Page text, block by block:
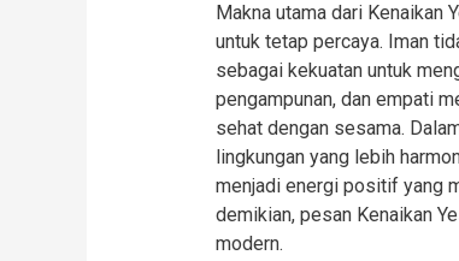
Makna utama dari Kenaikan
untuk tetap percaya. Iman
sebagai kekuatan untuk
pengampunan, dan empati
sehat dengan sesama.
lingkungan yang lebih
menjadi energi positif yang
demikian, pesan Kenaikan
modern.